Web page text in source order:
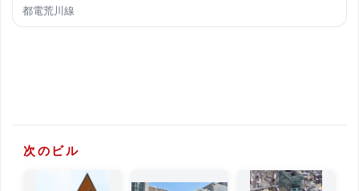
都電荒川線
次のビル